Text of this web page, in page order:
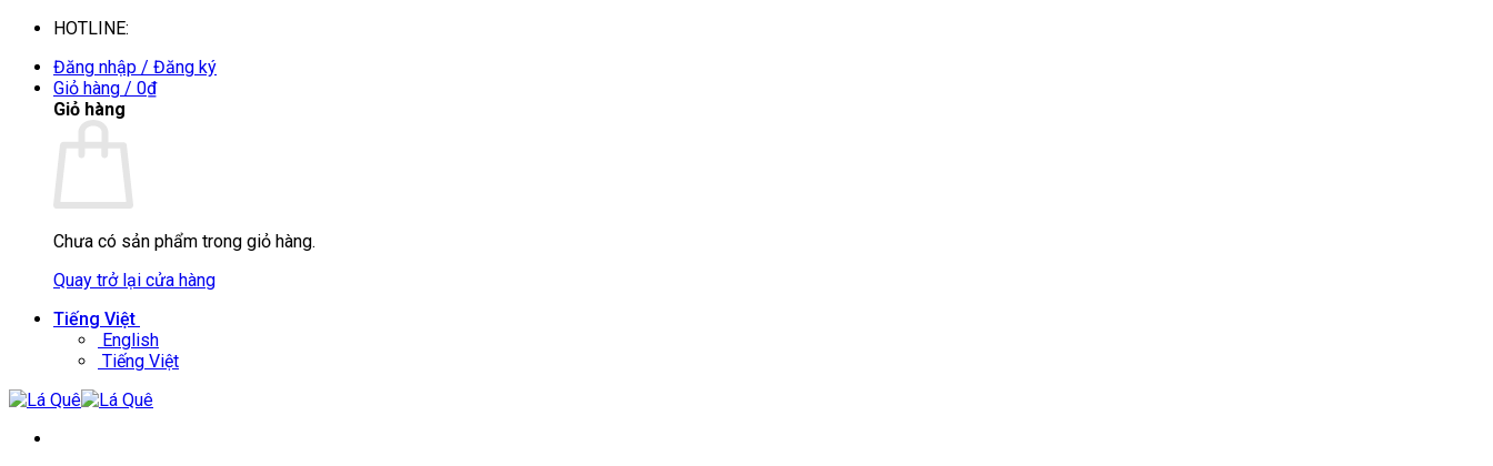
dung
HOTLINE:
Đăng nhập / Đăng ký
Giỏ hàng / 0₫
Giỏ hàng
Chưa có sản phẩm trong giỏ hàng.
Quay trở lại cửa hàng
Tiếng Việt
English
Tiếng Việt